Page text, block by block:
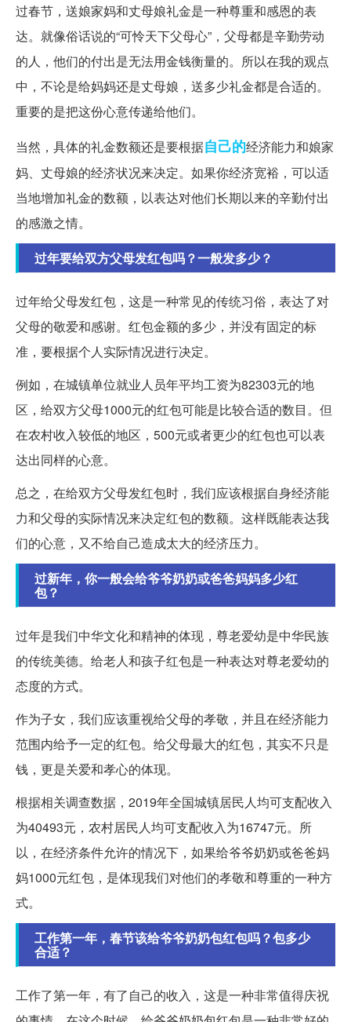
过春节，送娘家妈和丈母娘礼金是一种尊重和感恩的表
达。就像俗话说的“可怜天下父母心”，父母都是辛勤劳动
的人，他们的付出是无法用金钱衡量的。所以在我的观点
中，不论是给妈妈还是丈母娘，送多少礼金都是合适的。
重要的是把这份心意传递给他们。
当然，具体的礼金数额还是要根据自己的经济能力和娘家
妈、丈母娘的经济状况来决定。如果你经济宽裕，可以适
当地增加礼金的数额，以表达对他们长期以来的辛勤付出
的感激之情。
过年要给双方父母发红包吗？一般发多少？
过年给父母发红包，这是一种常见的传统习俗，表达了对
父母的敬爱和感谢。红包金额的多少，并没有固定的标
准，要根据个人实际情况进行决定。
例如，在城镇单位就业人员年平均工资为82303元的地
区，给双方父母1000元的红包可能是比较合适的数目。但
在农村收入较低的地区，500元或者更少的红包也可以表
达出同样的心意。
总之，在给双方父母发红包时，我们应该根据自身经济能
力和父母的实际情况来决定红包的数额。这样既能表达我
们的心意，又不给自己造成太大的经济压力。
过新年，你一般会给爷爷奶奶或爸爸妈妈多少红
包？
过年是我们中华文化和精神的体现，尊老爱幼是中华民族
的传统美德。给老人和孩子红包是一种表达对尊老爱幼的
态度的方式。
作为子女，我们应该重视给父母的孝敬，并且在经济能力
范围内给予一定的红包。给父母最大的红包，其实不只是
钱，更是关爱和孝心的体现。
根据相关调查数据，2019年全国城镇居民人均可支配收入
为40493元，农村居民人均可支配收入为16747元。所
以，在经济条件允许的情况下，如果给爷爷奶奶或爸爸妈
妈1000元红包，是体现我们对他们的孝敬和尊重的一种方
式。
工作第一年，春节该给爷爷奶奶包红包吗？包多少
合适？
工作了第一年，有了自己的收入，这是一种非常值得庆祝